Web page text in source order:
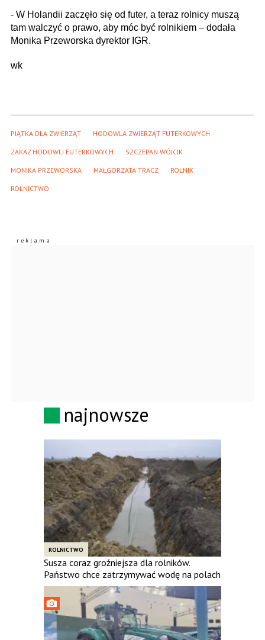
- W Holandii zaczęło się od futer, a teraz rolnicy muszą
tam walczyć o prawo, aby móc być rolnikiem – dodała
Monika Przeworska dyrektor IGR.
wk
PIĄTKA DLA ZWIERZĄT HODOWLA ZWIERZĄT FUTERKOWYCH
ZAKAZ HODOWLI FUTERKOWYCH SZCZEPAN WÓJCIK
MONIKA PRZEWORSKA MAŁGORZATA TRACZ ROLNIK
ROLNICTWO
najnowsze
ROLNICTWO
Susza coraz groźniejsza dla rolników.
Państwo chce zatrzymywać wodę na polach